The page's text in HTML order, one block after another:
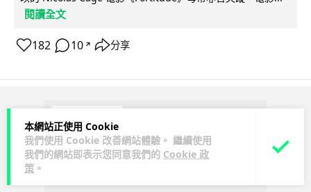
本網站正使用 Cookie
我們使用 Cookie 改善網站體驗。 繼續使用
我們的網站即表示您同意我們的 Cookie 政
策 。
閱讀全文
182 10 ↗ 分享